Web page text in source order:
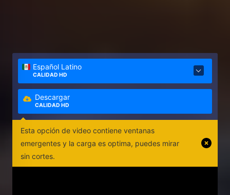
Español Latino
CALIDAD HD
Descargar
CALIDAD HD
Esta opción de video contiene ventanas
emergentes y la carga es optima, puedes mirar
sin cortes.